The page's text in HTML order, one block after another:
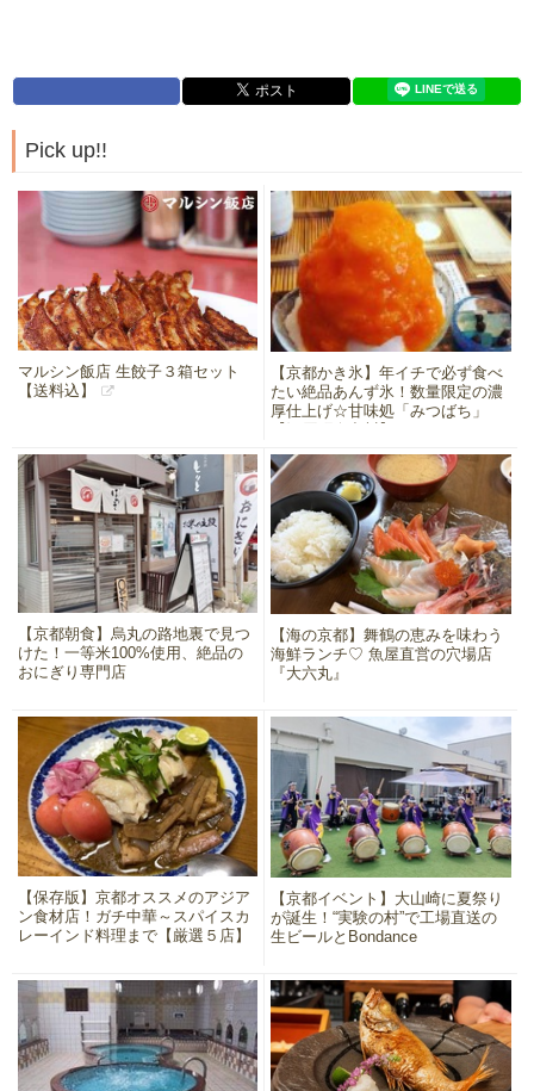
Pick up!!
マルシン飯店 生餃子３箱セット
【送料込】
【京都かき氷】年イチで必ず食べ
たい絶品あんず氷！数量限定の濃
厚仕上げ☆甘味処「みつばち」
【河原町今出川】
【京都朝食】烏丸の路地裏で見つ
けた！一等米100%使用、絶品の
おにぎり専門店
【海の京都】舞鶴の恵みを味わう
海鮮ランチ♡ 魚屋直営の穴場店
『大六丸』
【保存版】京都オススメのアジア
ン食材店！ガチ中華～スパイスカ
レーインド料理まで【厳選５店】
【京都イベント】大山崎に夏祭り
が誕生！“実験の村”で工場直送の
生ビールとBondance